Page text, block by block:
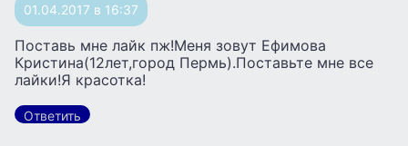
01.04.2017 в 16:37
Поставь мне лайк пж!Меня зовут Ефимова
Кристина(12лет,город Пермь).Поставьте мне все
лайки!Я красотка!
Ответить